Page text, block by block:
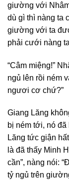
giường với
dù gì thì nàng ta
giường với ta
phải cưới nàng
“Câm miệng!”
ngủ lên rồi ném
ngươi cơ chứ?”
Giang Lăng
bị ném tới, nó
Lăng tức giận
là đã thấy Minh
cần”, nàng nói:
tỷ ngủ trên